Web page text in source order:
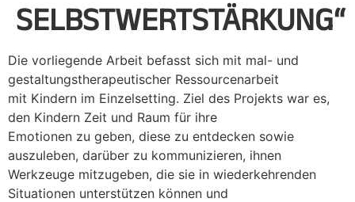
SELBSTWERTSTÄRKUNG“
Die vorliegende Arbeit befasst sich mit mal- und
gestaltungstherapeutischer Ressourcenarbeit
mit Kindern im Einzelsetting. Ziel des Projekts war es,
den Kindern Zeit und Raum für ihre
Emotionen zu geben, diese zu entdecken sowie
auszuleben, darüber zu kommunizieren, ihnen
Werkzeuge mitzugeben, die sie in wiederkehrenden
Situationen unterstützen können und